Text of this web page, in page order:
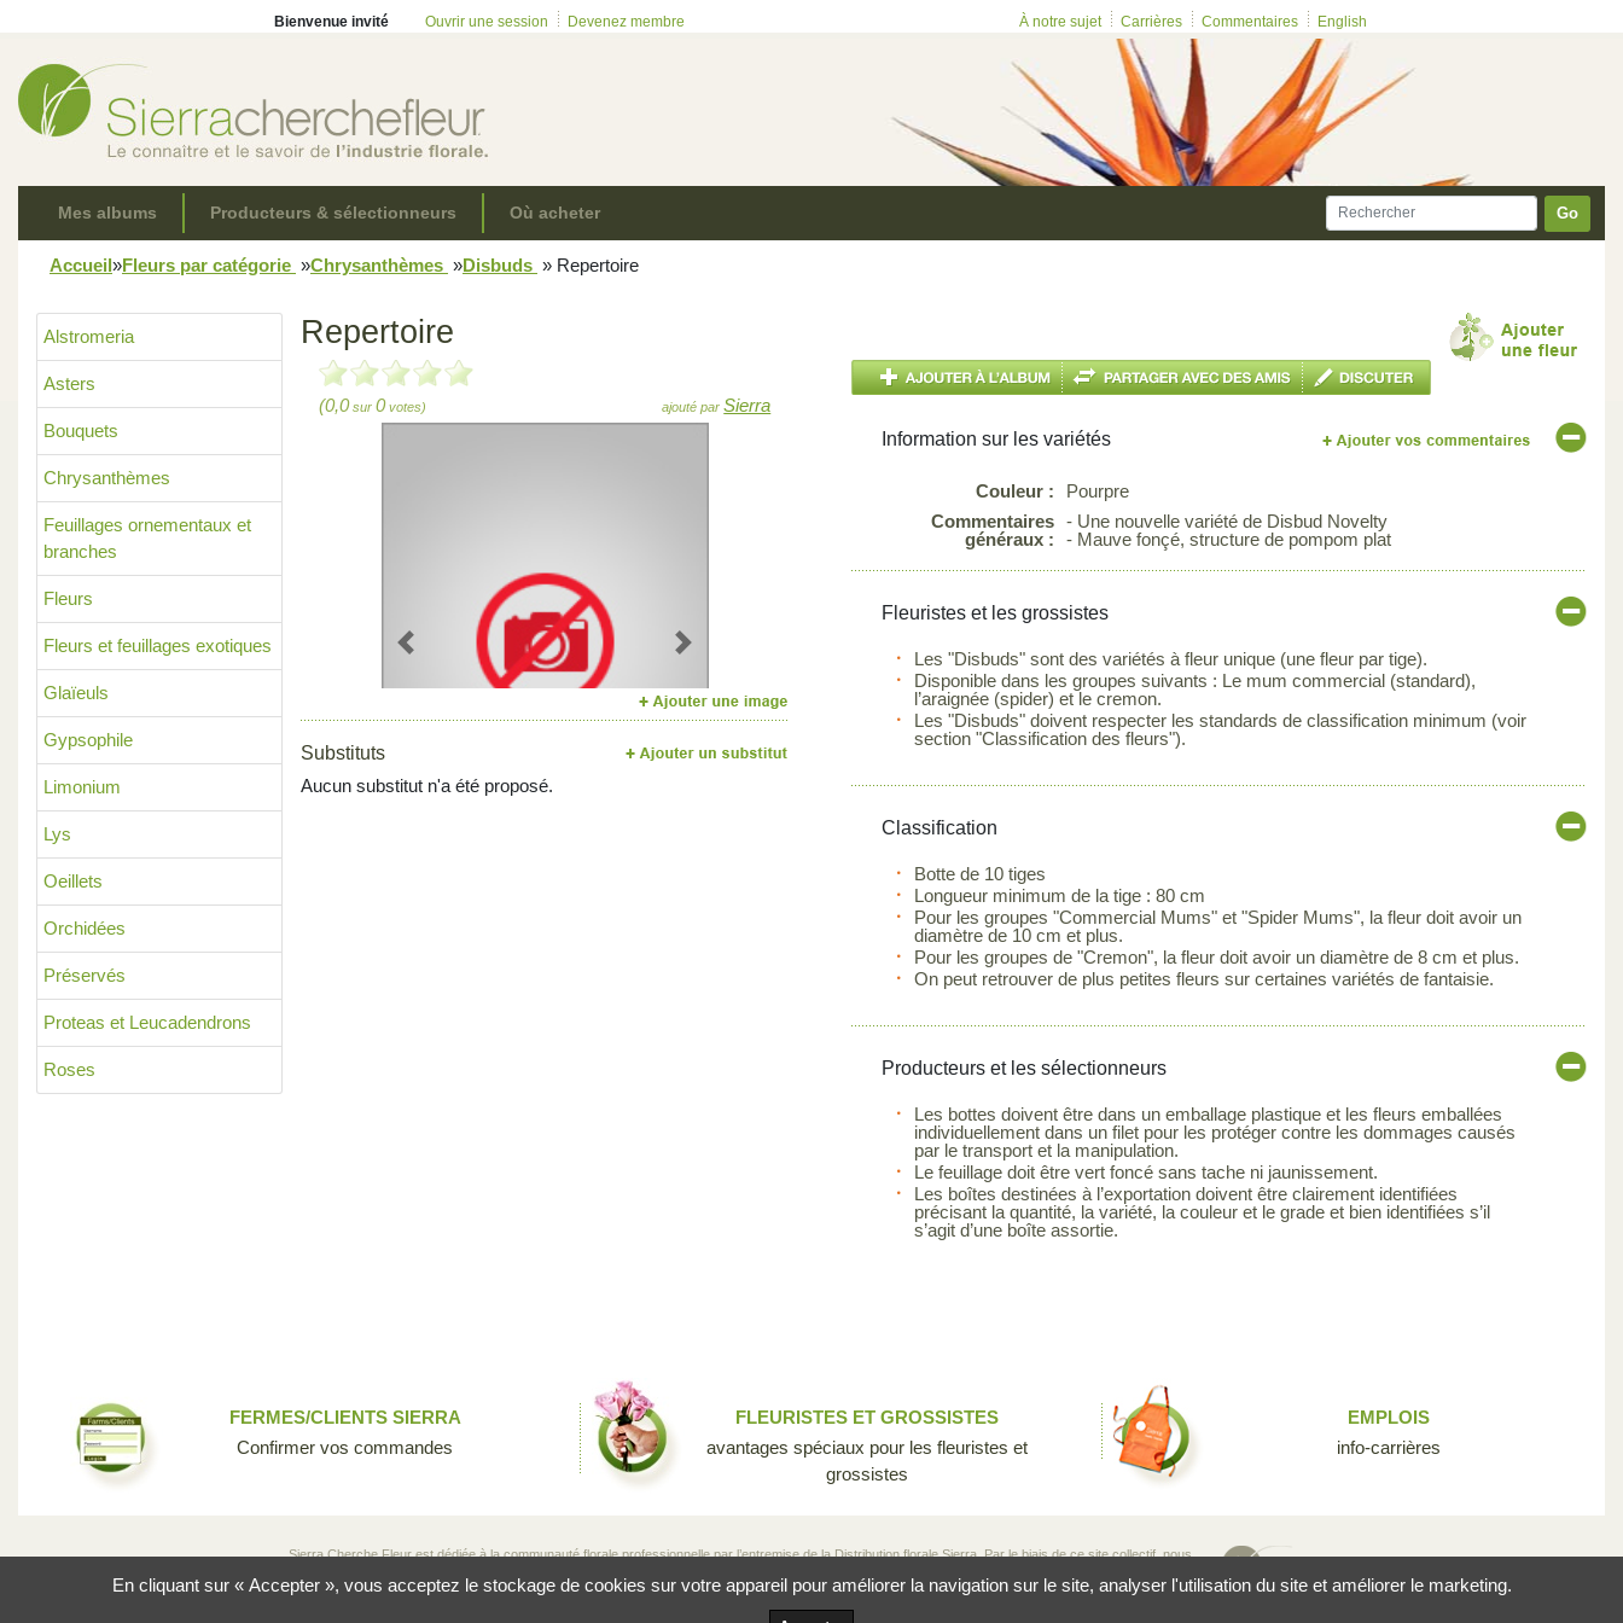
Bienvenue invité Ouvrir une session Devenez membre À notre sujet Carrières Commentaires English
Mes albums Producteurs & sélectionneurs Où acheter Go
Accueil»Fleurs par catégorie »Chrysanthèmes »Disbuds » Repertoire
Alstromeria
Asters
Bouquets
Chrysanthèmes
Feuillages ornementaux et
branches
Fleurs
Fleurs et feuillages exotiques
Glaïeuls
Gypsophile
Limonium
Lys
Oeillets
Orchidées
Préservés
Proteas et Leucadendrons
Roses
Repertoire
(0,0sur 0votes) ajouté parSierra
Previous Next
Substituts
Aucun substitut n'a été proposé.
Information sur les variétés
Couleur :
Pourpre
Commentaires
généraux :
- Une nouvelle variété de Disbud Novelty
- Mauve fonçé, structure de pompom plat
Fleuristes et les grossistes
Les "Disbuds" sont des variétés à fleur unique (une fleur par tige).
Disponible dans les groupes suivants : Le mum commercial (standard),
l’araignée (spider) et le cremon.
Les "Disbuds" doivent respecter les standards de classification minimum (voir
section "Classification des fleurs").
Classification
Botte de 10 tiges
Longueur minimum de la tige : 80 cm
Pour les groupes "Commercial Mums" et "Spider Mums", la fleur doit avoir un
diamètre de 10 cm et plus.
Pour les groupes de "Cremon", la fleur doit avoir un diamètre de 8 cm et plus.
On peut retrouver de plus petites fleurs sur certaines variétés de fantaisie.
Producteurs et les sélectionneurs
Les bottes doivent être dans un emballage plastique et les fleurs emballées
individuellement dans un filet pour les protéger contre les dommages causés
par le transport et la manipulation.
Le feuillage doit être vert foncé sans tache ni jaunissement.
Les boîtes destinées à l’exportation doivent être clairement identifiées
précisant la quantité, la variété, la couleur et le grade et bien identifiées s’il
s’agit d’une boîte assortie.
FERMES/CLIENTS SIERRA
Confirmer vos commandes
FLEURISTES ET GROSSISTES
avantages spéciaux pour les fleuristes et
grossistes
EMPLOIS
info-carrières
Sierra Cherche Fleur est dédiée à la communauté florale professionnelle par l’entremise de la Distribution florale Sierra. Par le biais de ce site collectif, nous
incroyable des fleurs qui rend notre industrie si unique.
En cliquant sur « Accepter », vous acceptez le stockage de cookies sur votre appareil pour améliorer la navigation sur le site, analyser l'utilisation du site et améliorer le marketing.